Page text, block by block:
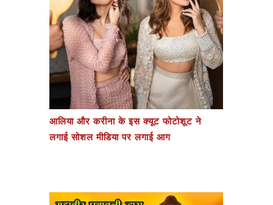
आलिया और करीना के इस क्यूट फोटोशूट ने
लगाई सोशल मीडिया पर लगाई आग